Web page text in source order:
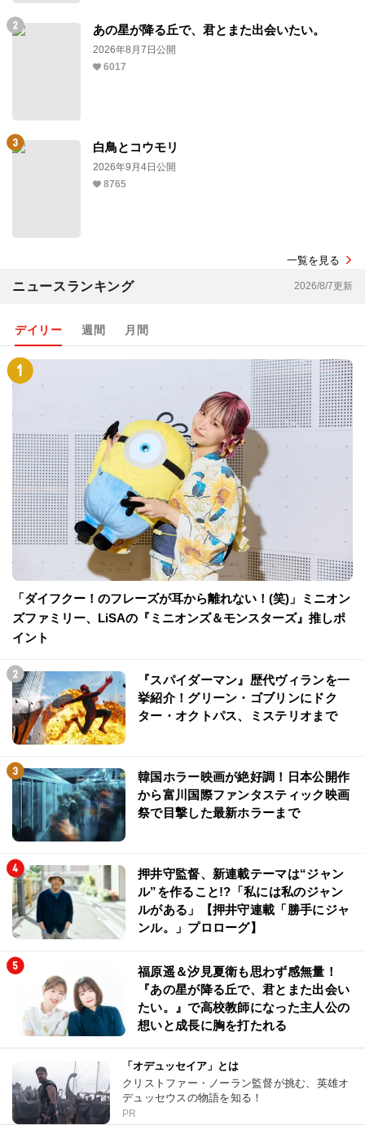
あの星が降る丘で、君とまた出会いたい。
2026年8月7日公開
6017
白鳥とコウモリ
2026年9月4日公開
8765
一覧を見る
ニュースランキング 2026/8/7更新
デイリー 週間 月間
「ダイフクー！のフレーズが耳から離れない！(笑)」ミニオン
ズファミリー、LiSAの『ミニオンズ＆モンスターズ』推しポ
イント
『スパイダーマン』歴代ヴィランを一
挙紹介！グリーン・ゴブリンにドク
ター・オクトパス、ミステリオまで
韓国ホラー映画が絶好調！日本公開作
から富川国際ファンタスティック映画
祭で目撃した最新ホラーまで
押井守監督、新連載テーマは“ジャン
ル”を作ること!?「私には私のジャン
ルがある」【押井守連載「勝手にジャ
ンル。」プロローグ】
福原遥＆汐見夏衛も思わず感無量！
『あの星が降る丘で、君とまた出会い
たい。』で高校教師になった主人公の
想いと成長に胸を打たれる
「オデュッセイア」とは
クリストファー・ノーラン監督が挑む、英雄オ
デュッセウスの物語を知る！
PR